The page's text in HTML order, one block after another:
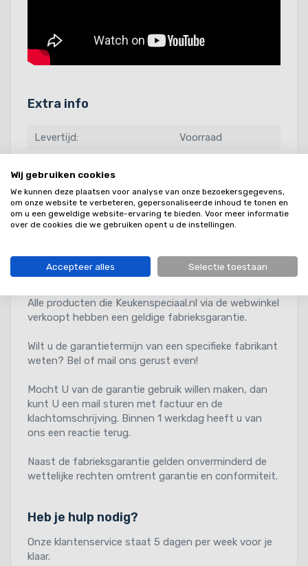
Extra info
Levertijd: Voorraad
Artikelcode leverancier: 201405
GTIN Nummer: 8717185490350
Garantie
Alle producten die Keukenspeciaal.nl via de webwinkel
verkoopt hebben een geldige fabrieksgarantie.
Wilt u de garantietermijn van een specifieke fabrikant
weten? Bel of mail ons gerust even!
Mocht U van de garantie gebruik willen maken, dan
kunt U een mail sturen met factuur en de
klachtomschrijving. Binnen 1 werkdag heeft u van
ons een reactie terug.
Naast de fabrieksgarantie gelden onverminderd de
wettelijke rechten omtrent garantie en conformiteit.
Heb je hulp nodig?
Onze klantenservice staat 5 dagen per week voor je
klaar.
Wij gebruiken cookies
We kunnen deze plaatsen voor analyse van onze bezoekersgegevens,
om onze website te verbeteren, gepersonaliseerde inhoud te tonen en
om u een geweldige website-ervaring te bieden. Voor meer informatie
over de cookies die we gebruiken opent u de instellingen.
Accepteer alles Selectie toestaan